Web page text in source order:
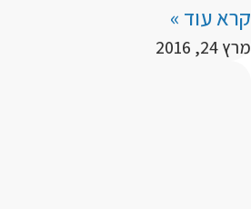
קרא עוד »
מרץ 24, 2016